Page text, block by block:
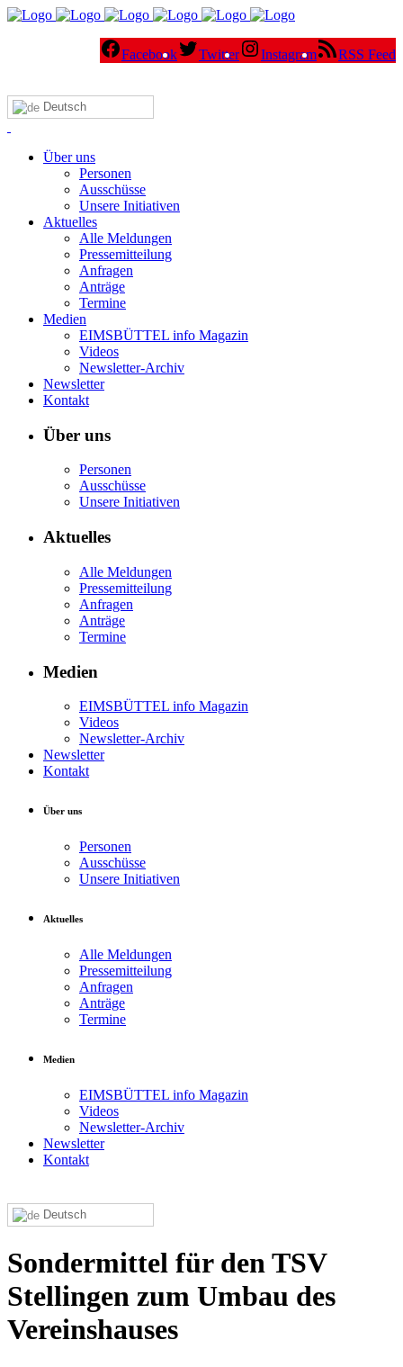
Facebook Twitter Instagram RSS Feed
Deutsch
Über uns
Personen
Ausschüsse
Unsere Initiativen
Aktuelles
Alle Meldungen
Pressemitteilung
Anfragen
Anträge
Termine
Medien
EIMSBÜTTEL info Magazin
Videos
Newsletter-Archiv
Newsletter
Kontakt
Über uns
Personen
Ausschüsse
Unsere Initiativen
Aktuelles
Alle Meldungen
Pressemitteilung
Anfragen
Anträge
Termine
Medien
EIMSBÜTTEL info Magazin
Videos
Newsletter-Archiv
Newsletter
Kontakt
Über uns
Personen
Ausschüsse
Unsere Initiativen
Aktuelles
Alle Meldungen
Pressemitteilung
Anfragen
Anträge
Termine
Medien
EIMSBÜTTEL info Magazin
Videos
Newsletter-Archiv
Newsletter
Kontakt
Deutsch
Sondermittel für den TSV
Stellingen zum Umbau des
Vereinshauses